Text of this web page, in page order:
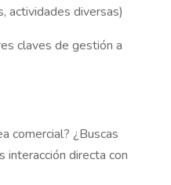
actividades diversas)
claves de gestión a
comercial? ¿Buscas
interacción directa con